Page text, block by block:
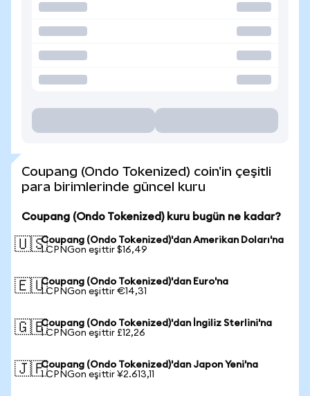
Coupang (Ondo Tokenized) coin'in çeşitli
para birimlerinde güncel kuru
Coupang (Ondo Tokenized) kuru bugün ne kadar?
🇺🇸Coupang (Ondo Tokenized)'dan Amerikan Doları'na
1 CPNGon eşittir $16,49
🇪🇺Coupang (Ondo Tokenized)'dan Euro'na
1 CPNGon eşittir €14,31
🇬🇧Coupang (Ondo Tokenized)'dan İngiliz Sterlini'na
1 CPNGon eşittir £12,26
🇯🇵Coupang (Ondo Tokenized)'dan Japon Yeni'na
1 CPNGon eşittir ¥2.613,11